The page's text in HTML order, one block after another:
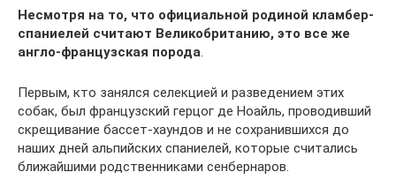
Несмотря на то, что официальной родиной кламбер-
спаниелей считают Великобританию, это все же
англо-французская порода.
Первым, кто занялся селекцией и разведением этих
собак, был французский герцог де Ноайль, проводивший
скрещивание бассет-хаундов и не сохранившихся до
наших дней альпийских спаниелей, которые считались
ближайшими родственниками сенбернаров.